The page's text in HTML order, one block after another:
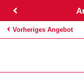
Vorheriges Angebot